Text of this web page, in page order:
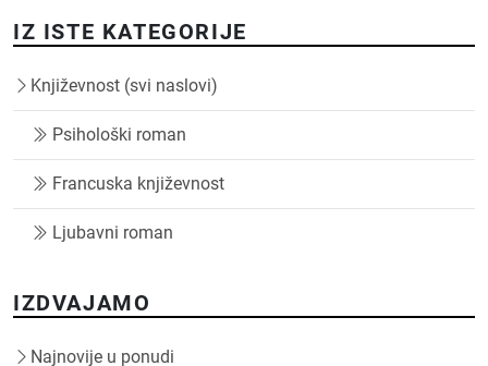
IZ ISTE KATEGORIJE
Književnost (svi naslovi)
Psihološki roman
Francuska književnost
Ljubavni roman
IZDVAJAMO
Najnovije u ponudi